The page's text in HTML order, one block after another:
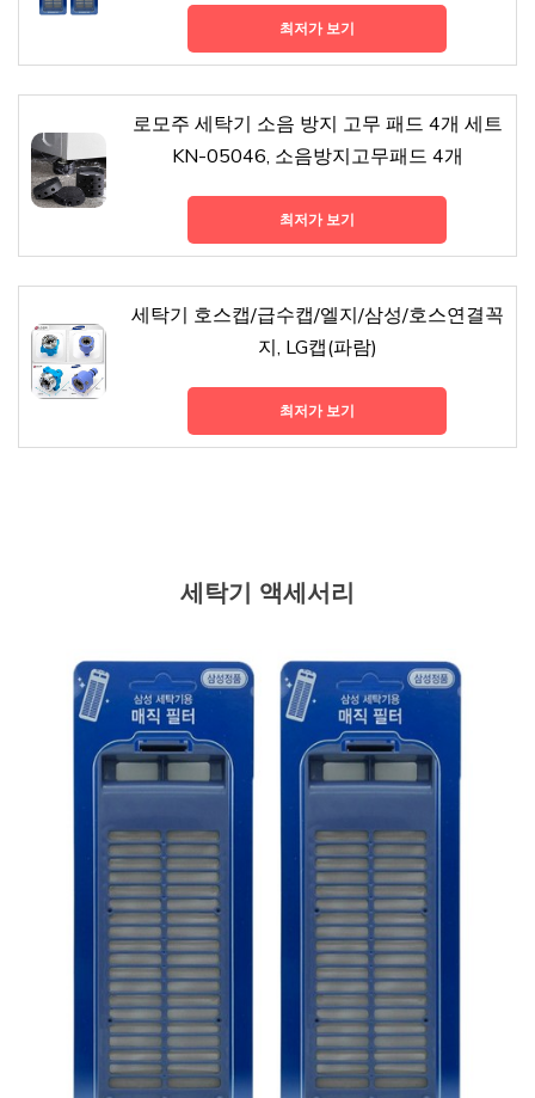
최저가 보기
로모주 세탁기 소음 방지 고무 패드 4개 세트
KN-05046, 소음방지고무패드 4개
최저가 보기
세탁기 호스캡/급수캡/엘지/삼성/호스연결꼭
지, LG캡(파람)
최저가 보기
세탁기 액세서리